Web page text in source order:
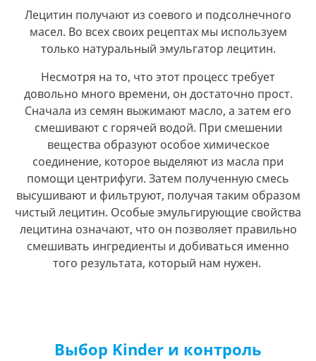
Лецитин получают из соевого и подсолнечного
масел. Во всех своих рецептах мы используем
только натуральный эмульгатор лецитин.
Несмотря на то, что этот процесс требует
довольно много времени, он достаточно прост.
Сначала из семян выжимают масло, а затем его
смешивают с горячей водой. При смешении
вещества образуют особое химическое
соединение, которое выделяют из масла при
помощи центрифуги. Затем полученную смесь
высушивают и фильтруют, получая таким образом
чистый лецитин. Особые эмульгирующие свойства
лецитина означают, что он позволяет правильно
смешивать ингредиенты и добиваться именно
того результата, который нам нужен.
Выбор Kinder и контроль